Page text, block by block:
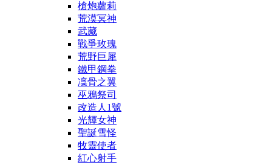
槍炮蘿莉
荒漠冥神
武藏
戰爭玫瑰
荒野巨犀
鐵甲鋼拳
凜骨之翼
巫鴉祭司
改造人1號
光輝女神
聖誕雪怪
牧靈使者
紅心射手